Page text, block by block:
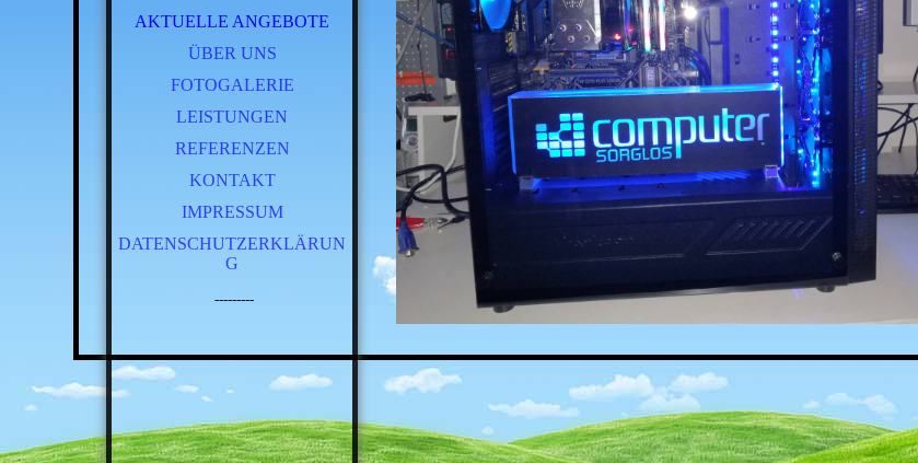
AKTUELLE ANGEBOTE
ÜBER UNS
FOTOGALERIE
LEISTUNGEN
REFERENZEN
KONTAKT
IMPRESSUM
DATENSCHUTZERKLÄRUN
G
---------